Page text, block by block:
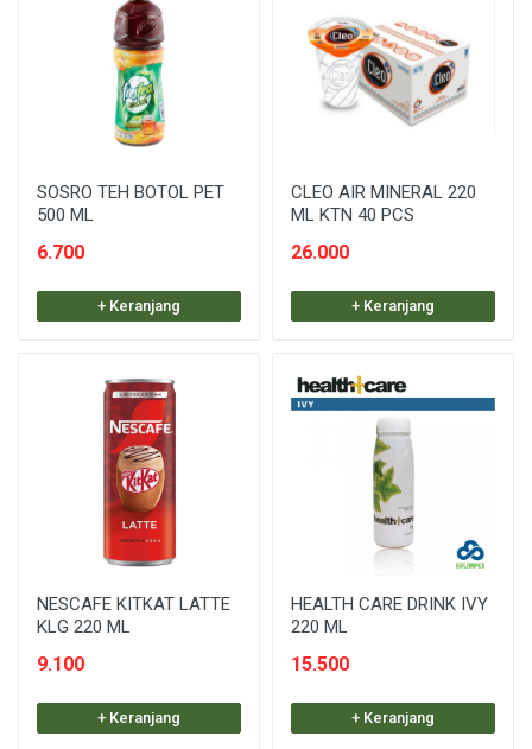
SOSRO TEH BOTOL PET
500 ML
6.700
+ Keranjang
CLEO AIR MINERAL 220
ML KTN 40 PCS
26.000
+ Keranjang
NESCAFE KITKAT LATTE
KLG 220 ML
9.100
+ Keranjang
HEALTH CARE DRINK IVY
220 ML
15.500
+ Keranjang